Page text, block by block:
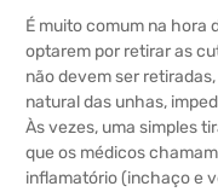
É muito comum na hora
optarem por retirar as
não devem ser
natural das unhas,
Às vezes, uma simples
que os médicos
inflamatório (inchaço e